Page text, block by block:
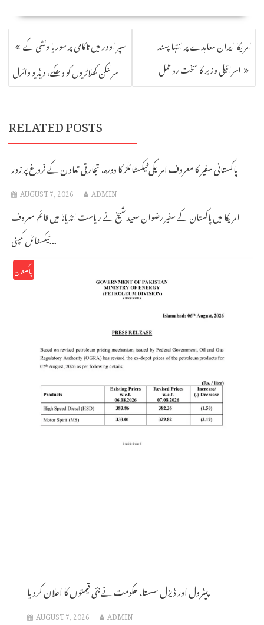
POST
NAVIGATION
سپر اوور میں ناکامی پر سوریا ونشی کے
سرلنکن کھلاڑیوں کو دھکے، ویڈیو وائرل
امریکا ایران معاہدے پر انتہا پسند
اسرائیلی وزیر کا سخت رد عمل
RELATED POSTS
پاکستانی سفیر کا معروف امریکی ٹیکسٹائلز کا دورہ، تجارتی تعاون کے فروغ پر زور
AUGUST 7, 2026 ADMIN
امریکا میں پاکستان کے سفیر رضوان سعید شیخ نے ریاست انڈیانا میں قائم معروف
ٹیکسٹائل کمپنی...
پاکستان
پیٹرول اور ڈیزل سستا، حکومت نے نئی قیمتوں کا اعلان کردیا
AUGUST 7, 2026 ADMIN